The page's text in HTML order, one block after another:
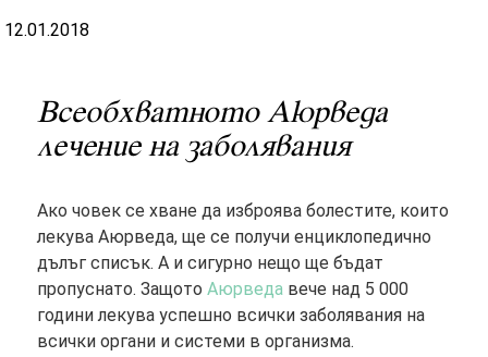
12.01.2018
Всеобхватното Аюрведа
лечение на заболявания
Ако човек се хване да изброява болестите, които
лекува Аюрведа, ще се получи енциклопедично
дълъг списък. А и сигурно нещо ще бъдат
пропуснато. ЗащотоАюрведа вече над 5 000
години лекува успешно всички заболявания на
всички органи и системи в организма.